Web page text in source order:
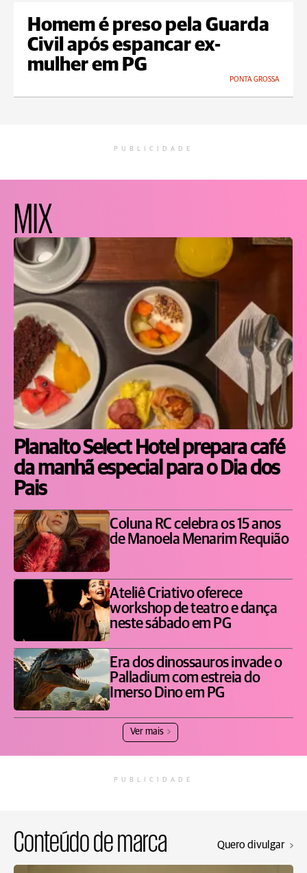
Homem é preso pela Guarda
Civil após espancar ex-
mulher em PG
PONTA GROSSA
PUBLICIDADE
MIX
Planalto Select Hotel prepara café
da manhã especial para o Dia dos
Pais
Coluna RC celebra os 15 anos
de Manoela Menarim Requião
Ateliê Criativo oferece
workshop de teatro e dança
neste sábado em PG
Era dos dinossauros invade o
Palladium com estreia do
Imerso Dino em PG
Ver mais
PUBLICIDADE
Conteúdo de marca Quero divulgar